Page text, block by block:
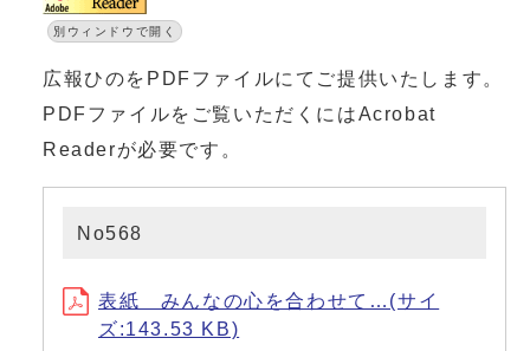
別ウィンドウで開く
広報ひのをPDFファイルにてご提供いたします。
PDFファイルをご覧いただくにはAcrobat
Readerが必要です。
No568
表紙 みんなの心を合わせて…(サイ
ズ:143.53 KB)